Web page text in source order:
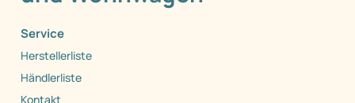
Service
Herstellerliste
Händlerliste
Kontakt